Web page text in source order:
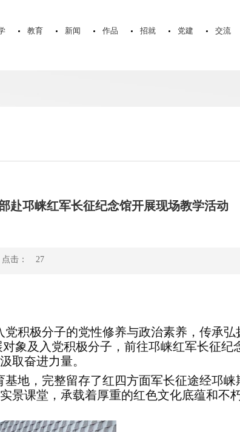
教育 新闻 作品 招就 党建 交流
邛崃红军长征纪念馆开展现场教学活动
点击： 27
积极分子的党性修养与政治素养，传承
象及入党积极分子，前往邛崃红军长征纪
取奋进力量。
地，完整留存了红四方面军长征途经邛
课堂，承载着厚重的红色文化底蕴和不